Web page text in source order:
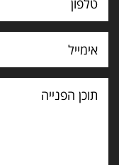
תוכן
הפנייה